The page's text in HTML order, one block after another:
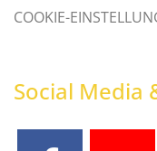
COOKIE-
Social Media